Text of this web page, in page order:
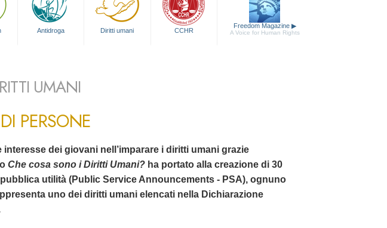
Antidroga Diritti umani CCHR
Freedom Magazine ▶
A Voice for Human Rights
UMANI
PERSONE
interesse dei giovani nell’imparare i diritti umani grazie
Che cosa sono i Diritti Umani? ha portato alla creazione di 30
utilità (Public Service Announcements - PSA), ognuno
uno dei diritti umani elencati nella Dichiarazione